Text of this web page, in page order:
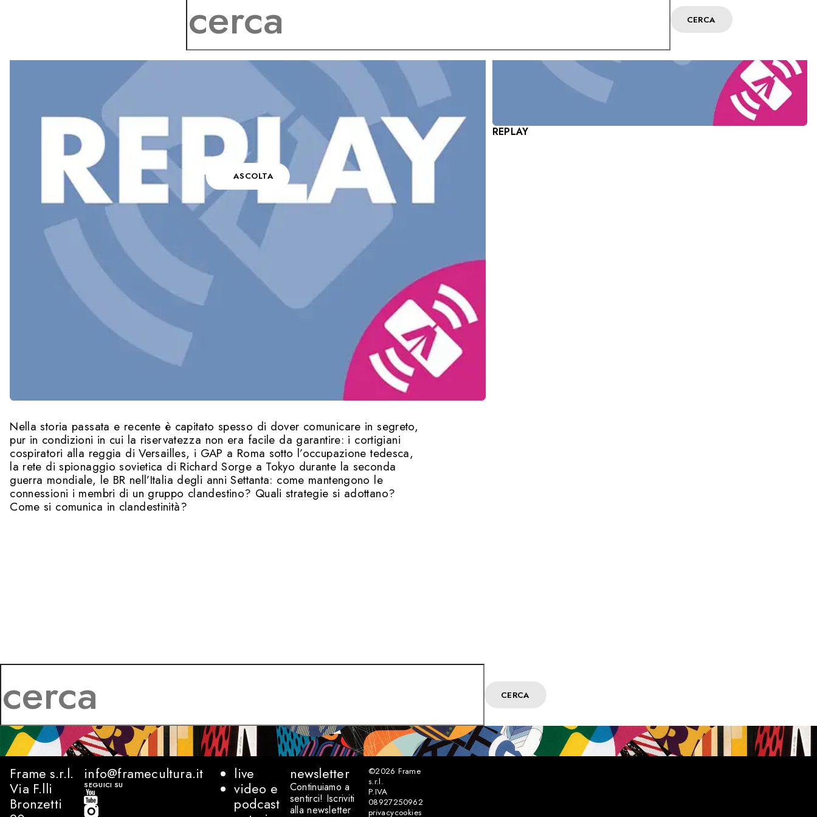
CERCA
ASCOLTA
Nella storia passata e recente è capitato spesso di dover comunicare in segreto,
pur in condizioni in cui la riservatezza non era facile da garantire: i cortigiani
cospiratori alla reggia di Versailles, i GAP a Roma sotto l’occupazione tedesca,
la rete di spionaggio sovietica di Richard Sorge a Tokyo durante la seconda
guerra mondiale, le BR nell’Italia degli anni Settanta: come mantengono le
connessioni i membri di un gruppo clandestino? Quali strategie si adottano?
Come si comunica in clandestinità?
REPLAY
CERCA
Frame s.r.l.
Via F.lli
Bronzetti
info@framecultura.it
SEGUICI SU
live
video e
podcast
newsletter
Continuiamo a
sentirci! Iscriviti
alla newsletter
©2026Frame
s.r.l.
P.IVA
08927250962
privacycookies